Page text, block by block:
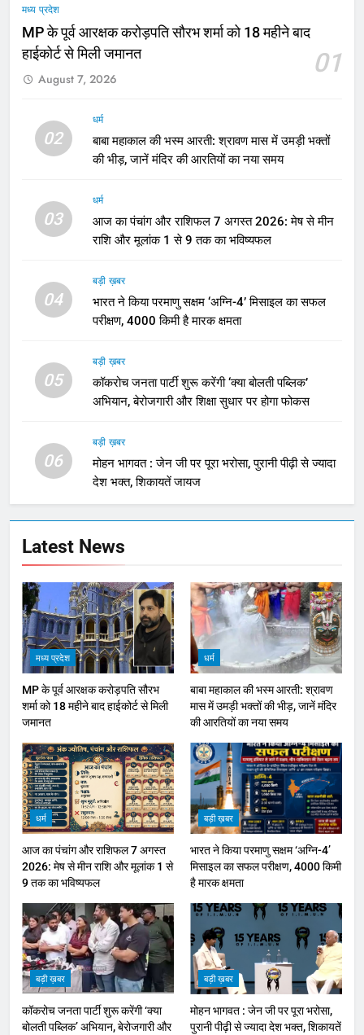
मध्य प्रदेश
MP के पूर्व आरक्षक करोड़पति सौरभ शर्मा को 18 महीने बाद
हाईकोर्ट से मिली जमानत
01
August 7, 2026
02
धर्म
बाबा महाकाल की भस्म आरती: श्रावण मास में उमड़ी भक्तों
की भीड़, जानें मंदिर की आरतियों का नया समय
03
धर्म
आज का पंचांग और राशिफल 7 अगस्त 2026: मेष से मीन
राशि और मूलांक 1 से 9 तक का भविष्यफल
04
बड़ी ख़बर
भारत ने किया परमाणु सक्षम ‘अग्नि-4’ मिसाइल का सफल
परीक्षण, 4000 किमी है मारक क्षमता
05
बड़ी ख़बर
कॉकरोच जनता पार्टी शुरू करेंगी ‘क्या बोलती पब्लिक’
अभियान, बेरोजगारी और शिक्षा सुधार पर होगा फोकस
06
बड़ी ख़बर
मोहन भागवत : जेन जी पर पूरा भरोसा, पुरानी पीढ़ी से ज्यादा
देश भक्त, शिकायतें जायज
Latest News
मध्य प्रदेश
MP के पूर्व आरक्षक करोड़पति सौरभ
शर्मा को 18 महीने बाद हाईकोर्ट से मिली
जमानत
धर्म
बाबा महाकाल की भस्म आरती: श्रावण
मास में उमड़ी भक्तों की भीड़, जानें मंदिर
की आरतियों का नया समय
धर्म
आज का पंचांग और राशिफल 7 अगस्त
2026: मेष से मीन राशि और मूलांक 1 से
9 तक का भविष्यफल
बड़ी ख़बर
भारत ने किया परमाणु सक्षम ‘अग्नि-4’
मिसाइल का सफल परीक्षण, 4000 किमी
है मारक क्षमता
बड़ी ख़बर
कॉकरोच जनता पार्टी शुरू करेंगी ‘क्या
बोलती पब्लिक’ अभियान, बेरोजगारी और
बड़ी ख़बर
मोहन भागवत : जेन जी पर पूरा भरोसा,
पुरानी पीढ़ी से ज्यादा देश भक्त, शिकायतें